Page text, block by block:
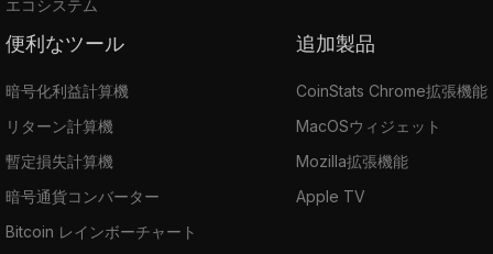
エコシステム
便利なツール
暗号化利益計算機
リターン計算機
暫定損失計算機
暗号通貨コンバーター
Bitcoin レインボーチャート
追加製品
CoinStats Chrome拡張機能
MacOSウィジェット
Mozilla拡張機能
Apple TV